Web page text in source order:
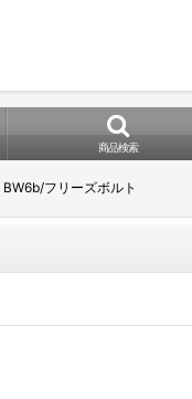
商品検索
BW6b/フリーズボルト